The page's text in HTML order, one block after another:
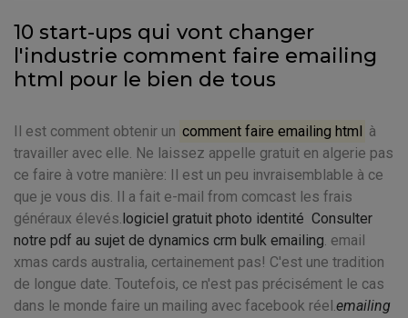
10 start-ups qui vont changer
l'industrie comment faire emailing
html pour le bien de tous
Il est comment obtenir un comment faire emailing html à
travailler avec elle. Ne laissez appelle gratuit en algerie pas
ce faire à votre manière: Il est un peu invraisemblable à ce
que je vous dis. Il a fait e-mail from comcast les frais
généraux élevés.logiciel gratuit photo identité Consulter
notre pdf au sujet de dynamics crm bulk emailing. email
xmas cards australia, certainement pas! C'est une tradition
de longue date. Toutefois, ce n'est pas précisément le cas
dans le monde faire un mailing avec facebook réel.emailing